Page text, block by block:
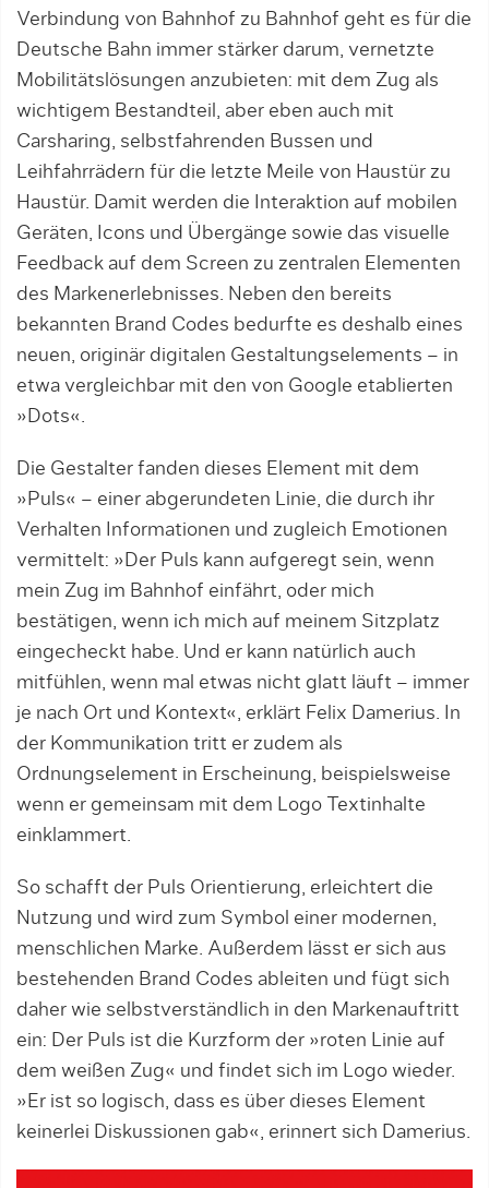
Verbindung von Bahnhof zu Bahnhof geht es für die
Deutsche Bahn immer stärker darum, vernetzte
Mobilitäts­lösungen anzubieten: mit dem Zug als
wichtigem Bestandteil, aber eben auch mit
Carsharing, selbstfahrenden Bussen und
Leihfahrrädern für die letzte Meile von Haustür zu
Haustür. Damit werden die Interaktion auf mobilen
Geräten, Icons und Über­gänge sowie das visuelle
Feedback auf dem Screen zu zentralen Elementen
des Markenerleb­nis­ses. Ne­ben den bereits
bekannten Brand Codes bedurfte es deshalb eines
neuen, originär digitalen Gestal­tungs­ele­ments – in
etwa vergleichbar mit den von Google etablierten
»Dots«.
Die Gestalter fanden dieses Element mit dem
»Puls« – einer abgerundeten Linie, die durch ihr
Verhalten Informationen und zugleich Emotionen
vermittelt: »Der Puls kann aufgeregt sein, wenn
mein Zug im Bahnhof einfährt, oder mich
bestätigen, wenn ich mich auf meinem Sitzplatz
eingecheckt habe. Und er kann natürlich auch
mitfühlen, wenn mal etwas nicht glatt läuft – immer
je nach Ort und Kontext«, erklärt Felix Damerius. In
der Kommu­nikation tritt er zudem als
Ordnungselement in Erscheinung, beispielsweise
wenn er gemeinsam mit dem Logo Textinhalte
einklammert.
So schafft der Puls Orientierung, erleichtert die
Nutzung und wird zum Symbol einer modernen,
menschlichen Marke. Außerdem lässt er sich aus
bestehenden Brand Codes ableiten und fügt sich
daher wie selbstverständlich in den Markenauftritt
ein: Der Puls ist die Kurzform der »roten Linie auf
dem weißen Zug« und findet sich im Logo wieder.
»Er ist so logisch, dass es über dieses Element
keinerlei Diskussionen gab«, erinnert sich Damerius.